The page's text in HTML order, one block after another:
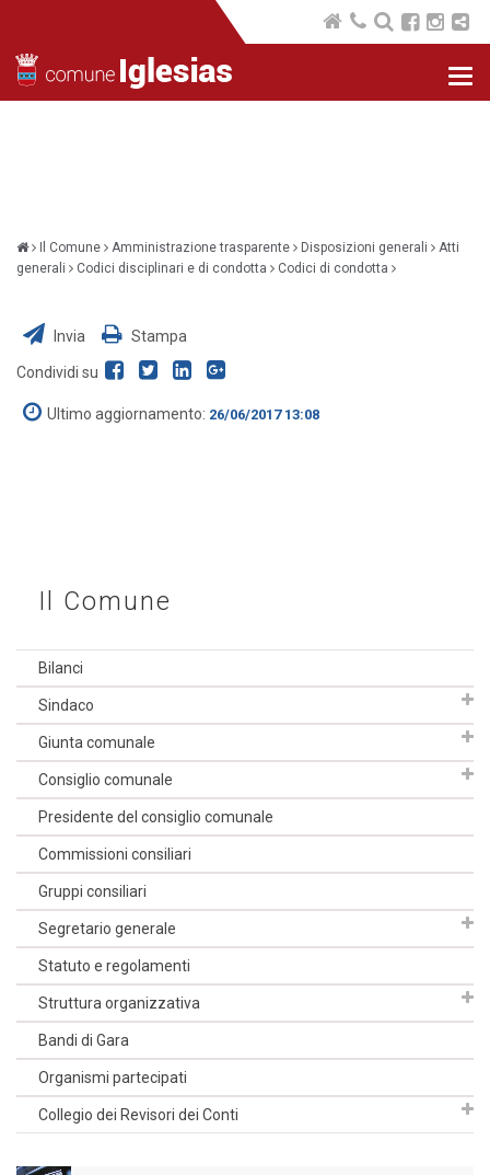
Il Comune Amministrazione trasparente Disposizioni generali
Atti
generali
Codici disciplinari e di condotta Codici di condotta
Invia Stampa
Condividi su
Ultimo aggiornamento: 26/06/2017 13:08
Il Comune
Bilanci
Sindaco
Giunta comunale
Consiglio comunale
Presidente del consiglio comunale
Commissioni consiliari
Gruppi consiliari
Segretario generale
Statuto e regolamenti
Struttura organizzativa
Bandi di Gara
Organismi partecipati
Collegio dei Revisori dei Conti